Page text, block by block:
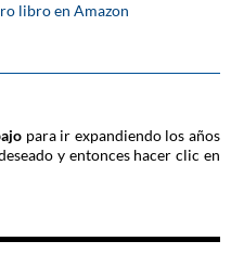
libro en Amazon
para ir expandiendo los años
y entonces hacer clic en